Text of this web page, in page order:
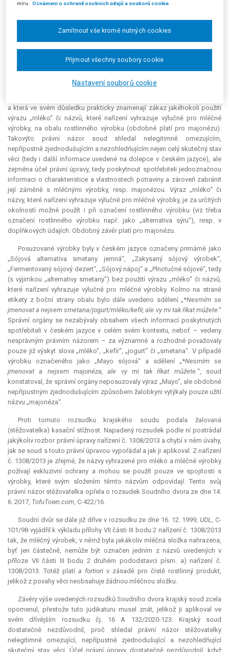
rozsudek ze dne 16. 8. 2022, čj. 16 A 132/2020-123, v němž poukázal na
Oberlandesgericht Celle
) ze dne 6. 8. 2019, sp. zn. 13 U 35/19, podle
kterého je přípustné rostlinný výrobek označit jako „alternativu sýru“,
dodatkem, který by odkazoval na rostlinný původ daného produktu, jako
žalobkyni kladeny požadavky přesahující omezení, která vyplývají z
a která ve svém důsledku prakticky znamenají zákaz jakéhokoli použití
výrazu „mléko“ či názvů, které nařízení vyhrazuje výlučně pro mléčné
výrobky, na obalu rostlinného výrobku (obdobné platí pro majonézu).
Takovýto právní názor soud shledal nelegitimně omezujícím,
nepřípustně zjednodušujícím a nezohledňujícím nejen celý skutečný stav
věci (tedy i další informace uvedené na dolepce v českém jazyce), ale
zejména účel právní úpravy, tedy poskytnout spotřebiteli jednoznačnou
informaci o charakteristice a vlastnostech potraviny a zároveň zabránit
její záměně s mléčnými výrobky, resp. majonézou. Výraz „mléko“ či
názvy, které nařízení vyhrazuje výlučně pro mléčné výrobky, je za určitých
okolností možné použít i při označení rostlinného výrobku (viz třeba
označení rostlinného výrobku např. jako „alternativa sýru“), resp. v
doplňkových údajích. Obdobný závěr platí pro majonézu.
Posuzované výrobky byly v českém jazyce označeny primárně jako
„Sójová alternativa smetany jemná“, „Zakysaný sójový výrobek“,
„Fermentovaný sójový dezert“, „Sójový nápoj“ a „Plnotučné sójové“, tedy
(s výjimkou „alternativy smetany“) bez použití výrazu „mléko“ či názvů,
které nařízení vyhrazuje výlučně pro mléčné výrobky. Kolmo na straně
etikety z boční strany obalu bylo dále uvedeno sdělení „*Nesmím se
jmenovat a nejsem smetana/jogurt/mléko/kefír, ale vy mi tak říkat můžete.“
Správní orgány se nezabývaly obsahem všech informací poskytnutých
spotřebiteli v českém jazyce v celém svém kontextu, neboť – vedeny
nesprávným právním názorem – za významné a rozhodné považovaly
pouze již výskyt slova „mléko“, „kefír“, „jogurt“ či „smetana“. V případě
výrobku označeného jako „Mayo sójová“ a sdělení „*Nesmím se
jmenovat a nejsem majonéza, ale vy mi tak říkat můžete.“, soud
konstatoval, že správní orgány neposuzovaly výraz „Mayo“, ale obdobně
nepřípustným zjednodušujícím způsobem žalobkyni vytýkaly pouze užití
názvu „majonéza“.
Proti tomuto rozsudku krajského soudu podala žalovaná
(stěžovatelka) kasační stížnost. Napadený rozsudek podle ní postrádal
jakýkoliv rozbor právní úpravy nařízení č. 1308/2013 a chybí v něm úvahy,
jak se soud s touto právní úpravou vypořádal a jak ji aplikoval. Z nařízení
č. 1308/2013 je zřejmé, že názvy vyhrazené pro mléko a mléčné výrobky
požívají exkluzivní ochrany a mohou se použít pouze ve spojitosti s
výrobky, které svým složením těmto názvům odpovídají. Tento svůj
právní názor stěžovatelka opřela o rozsudek Soudního dvora ze dne 14.
6. 2017, TofuTown.com, C-422/16.
Soudní dvůr se dále již dříve v rozsudku ze dne 16. 12. 1999,UDL, C-
101/98 vyjádřil k výkladu přílohy VII části III bodu 2 nařízení č. 1308/2013
tak, že mléčný výrobek, v němž byla jakákoliv mléčná složka nahrazena,
byť jen částečně, nemůže být označen jedním z názvů uvedených v
příloze VII části III bodu 2 druhém pododstavci písm. a) nařízení č.
1308/2013. Totéž platí a fortiori v zásadě pro čistě rostlinný produkt,
jelikož z povahy věci neobsahuje žádnou mléčnou složku.
Závěry výše uvedených rozsudků Soudního dvora krajský soud zcela
opomenul, přestože tuto judikaturu musel znát, jelikož ji aplikoval ve
svém dřívějším rozsudku čj. 16 A 132/2020-123. Krajský soud
dostatečně nezdůvodnil, proč shledal právní názor stěžovatelky
nelegitimně omezující, nepřípustně zjednodušující a nezohledňující
skutečný stav věci. Účel právní úpravy dostatečně nezdůvodnil, když
míru. Oznámení o ochraně osobních údajů a souborů cookie
Nastavení souborů cookie
Zamítnout vše kromě nutných cookies
Přijmout všechny soubory cookie